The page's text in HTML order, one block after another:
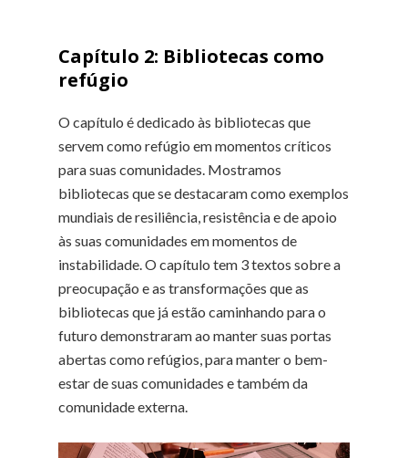
Capítulo 2: Bibliotecas como
refúgio
O capítulo é dedicado às bibliotecas que
servem como refúgio em momentos críticos
para suas comunidades. Mostramos
bibliotecas que se destacaram como exemplos
mundiais de resiliência, resistência e de apoio
às suas comunidades em momentos de
instabilidade. O capítulo tem 3 textos sobre a
preocupação e as transformações que as
bibliotecas que já estão caminhando para o
futuro demonstraram ao manter suas portas
abertas como refúgios, para manter o bem-
estar de suas comunidades e também da
comunidade externa.